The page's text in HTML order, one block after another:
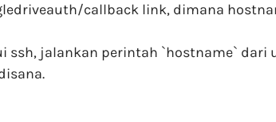
callback link, dimana
jalankan perintah `hostname` dari